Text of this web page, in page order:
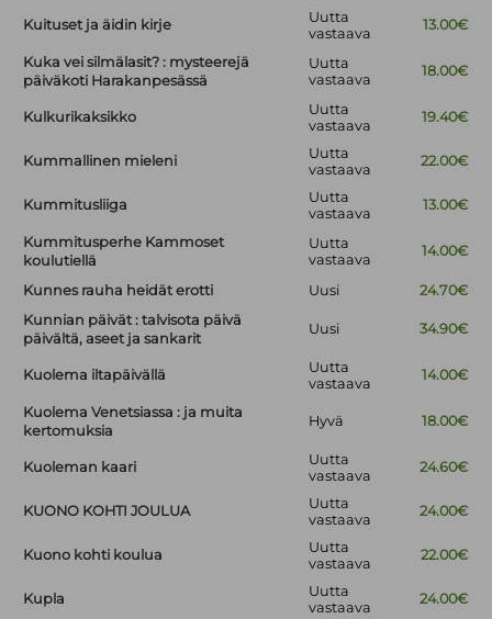
Kuituset ja äidin kirje
Uutta
vastaava
13.00€
Kuka vei silmälasit? : mysteerejä
päiväkoti Harakanpesässä
Uutta
vastaava
18.00€
Kulkurikaksikko
Uutta
vastaava
19.40€
Kummallinen mieleni
Uutta
vastaava
22.00€
Kummitusliiga
Uutta
vastaava
13.00€
Kummitusperhe Kammoset
koulutiellä
Uutta
vastaava
14.00€
Kunnes rauha heidät erotti Uusi
24.70€
Kunnian päivät : talvisota päivä
päivältä, aseet ja sankarit
Uusi 34.90€
Kuolema iltapäivällä
Uutta
vastaava
14.00€
Kuolema Venetsiassa : ja muita
kertomuksia
Hyvä 18.00€
Kuoleman kaari
Uutta
vastaava
24.60€
KUONO KOHTI JOULUA
Uutta
vastaava
24.00€
Kuono kohti koulua
Uutta
vastaava
22.00€
Kupla
Uutta
vastaava
24.00€